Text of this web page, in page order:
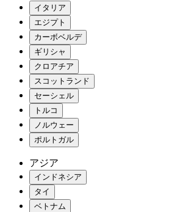
イタリア
エジプト
カーボベルデ
ギリシャ
クロアチア
スコットランド
セーシェル
トルコ
ノルウェー
ポルトガル
アジア
インドネシア
タイ
ベトナム